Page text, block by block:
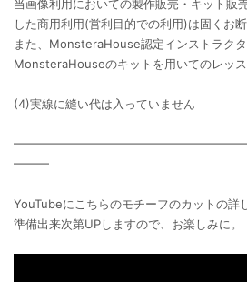
当画像利用においての製作販売・キット販
した商用利用(営利目的での利用)は固くお断
また、MonsteraHouse認定インストラクタ
MonsteraHouseのキットを用いてのレッス
(4)実線に縫い代は入っていません
━━━
YouTubeにこちらのモチーフのカットの詳
準備出来次第UPしますので、お楽しみに。